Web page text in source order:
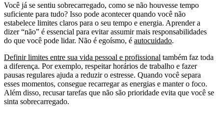
Você já se sentiu sobrecarregado, como se não houvesse tempo
suficiente para tudo? Isso pode acontecer quando você não
estabelece limites claros para o seu tempo e energia. Aprender a
dizer “não” é essencial para evitar assumir mais responsabilidades
do que você pode lidar. Não é egoísmo, é autocuidado.
Definir limites entre sua vida pessoal e profissional também faz toda
a diferença. Por exemplo, respeitar horários de trabalho e fazer
pausas regulares ajuda a reduzir o estresse. Quando você separa
esses momentos, consegue recarregar as energias e manter o foco.
Além disso, recusar tarefas que não são prioridade evita que você se
sinta sobrecarregado.